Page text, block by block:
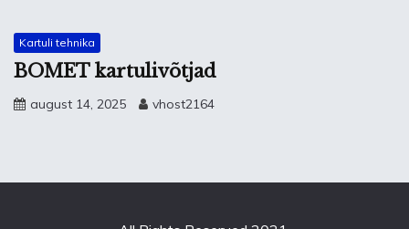
Kartuli tehnika
BOMET kartulivõtjad
august 14, 2025 vhost2164